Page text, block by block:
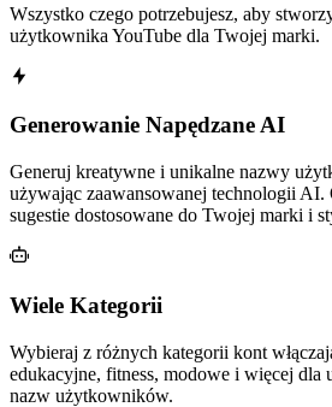
Wszystko czego potrzebujesz, aby
użytkownika YouTube dla Twojej marki.
Generowanie Napędzane AI
Generuj kreatywne i unikalne nazwy
używając zaawansowanej technologii
sugestie dostosowane do Twojej marki i
Wiele Kategorii
Wybieraj z różnych kategorii kont
edukacyjne, fitness, modowe i więcej dla
nazw użytkowników.